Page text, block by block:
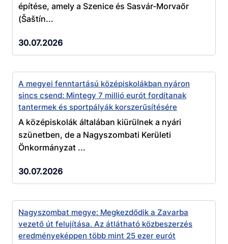
építése, amely a Szenice és Sasvár-Morvaőr
(Šaštín...
30.07.2026
A megyei fenntartású középiskolákban nyáron
sincs csend: Mintegy 7 millió eurót fordítanak
tantermek és sportpályák korszerűsítésére
A középiskolák általában kiürülnek a nyári
szünetben, de a Nagyszombati Kerületi
Önkormányzat ...
30.07.2026
Nagyszombat megye: Megkezdődik a Zavarba
vezető út felujítása. Az átlátható közbeszerzés
eredményeképpen több mint 25 ezer eurót